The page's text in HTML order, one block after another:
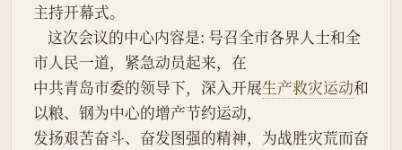
主持开幕式。
市人民一道，紧急动员起来，在
中共青岛市委的领导下，深入开展生产救灾运动和
以粮、钢为中心的增产节约运动，
发扬艰苦奋斗、奋发图强的精神，为战胜灾荒而奋